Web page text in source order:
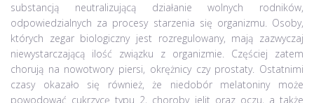
substancją neutralizującą działanie wolnych rodników,
odpowiedzialnych za procesy starzenia się organizmu. Osoby,
których zegar biologiczny jest rozregulowany, mają zazwyczaj
niewystarczającą ilość związku z organizmie. Częściej zatem
chorują na nowotwory piersi, okrężnicy czy prostaty. Ostatnimi
czasy okazało się również, że niedobór melatoniny może
powodować cukrzycę typu 2, choroby jelit oraz oczu, a także